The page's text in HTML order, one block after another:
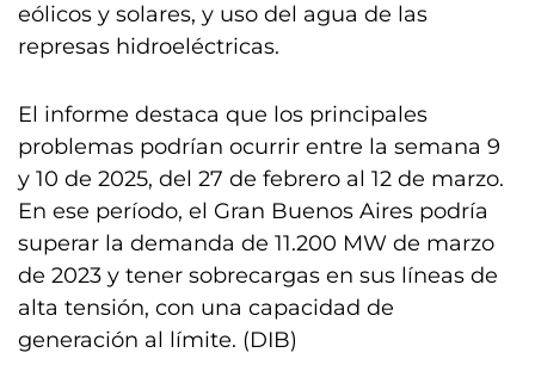
eólicos y solares, y uso del agua de las
represas hidroeléctricas.
El informe destaca que los principales
problemas podrían ocurrir entre la semana 9
y 10 de 2025, del 27 de febrero al 12 de marzo.
En ese período, el Gran Buenos Aires podría
superar la demanda de 11.200 MW de marzo
de 2023 y tener sobrecargas en sus líneas de
alta tensión, con una capacidad de
generación al límite. (DIB)